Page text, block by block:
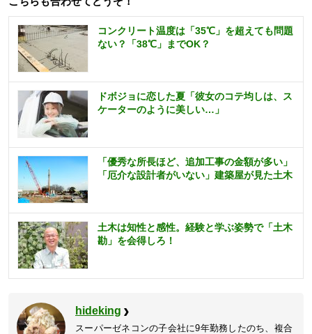
コンクリート温度は「35℃」を超えても問題
ない？「38℃」までOK？
ドボジョに恋した夏「彼女のコテ均しは、ス
ケーターのように美しい…」
「優秀な所長ほど、追加工事の金額が多い」
「厄介な設計者がいない」建築屋が見た土木
土木は知性と感性。経験と学ぶ姿勢で「土木
勘」を会得しろ！
hideking
スーパーゼネコンの子会社に9年勤務したのち、複合